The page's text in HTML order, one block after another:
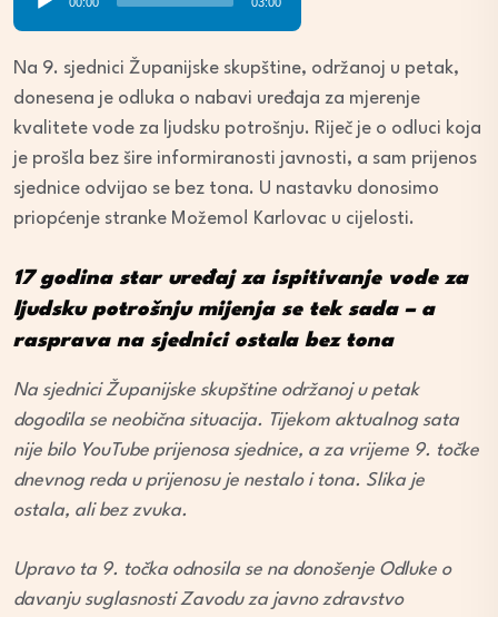
00:00 03:00
Na 9. sjednici Županijske skupštine, održanoj u petak,
donesena je odluka o nabavi uređaja za mjerenje
kvalitete vode za ljudsku potrošnju. Riječ je o odluci koja
je prošla bez šire informiranosti javnosti, a sam prijenos
sjednice odvijao se bez tona. U nastavku donosimo
priopćenje stranke Možemo! Karlovac u cijelosti.
17 godina star uređaj za ispitivanje vode za
ljudsku potrošnju mijenja se tek sada – a
rasprava na sjednici ostala bez tona
Na sjednici Županijske skupštine održanoj u petak
dogodila se neobična situacija. Tijekom aktualnog sata
nije bilo YouTube prijenosa sjednice, a za vrijeme 9. točke
dnevnog reda u prijenosu je nestalo i tona. Slika je
ostala, ali bez zvuka.
Upravo ta 9. točka odnosila se na donošenje Odluke o
davanju suglasnosti Zavodu za javno zdravstvo